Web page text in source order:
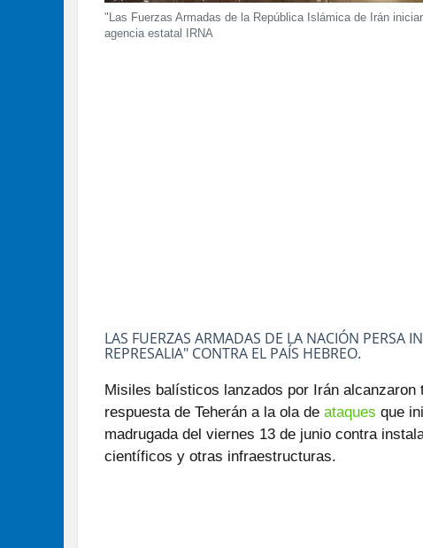
"Las Fuerzas Armadas de la República Islámica de Irán
agencia estatal IRNA
LAS FUERZAS ARMADAS DE LA NACIÓN PERSA
REPRESALIA" CONTRA EL PAÍS HEBREO.
Misiles balísticos lanzados por Irán
respuesta de Teherán a la ola de ataques que
madrugada del viernes 13 de junio contra
científicos y otras infraestructuras.